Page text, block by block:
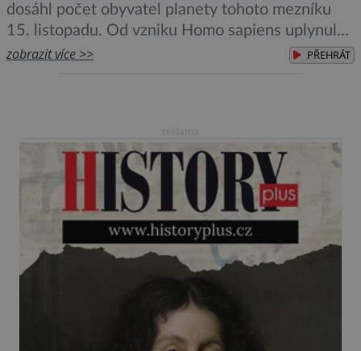
dosáhl počet obyvatel planety tohoto mezníku
15. listopadu. Od vzniku Homo sapiens uplynulo
zhruba 300 000 let, než nás na Zemi žila
zobrazit více >> PŘEHRÁT